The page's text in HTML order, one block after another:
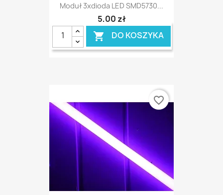
Moduł 3xdioda LED SMD5730...
5,00 zł
 DO KOSZYKA
favorite_border